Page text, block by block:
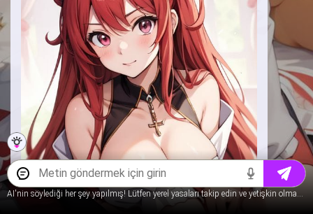
AI'nin söylediği her şey yapılmış! Lütfen yerel yasaları takip edin ve yetişkin olmayan içerik hakkında konuşmayın.